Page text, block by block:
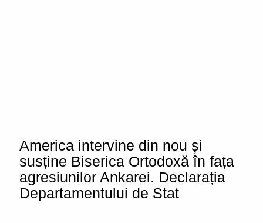
America intervine din nou și
susține Biserica Ortodoxă în fața
agresiunilor Ankarei. Declarația
Departamentului de Stat